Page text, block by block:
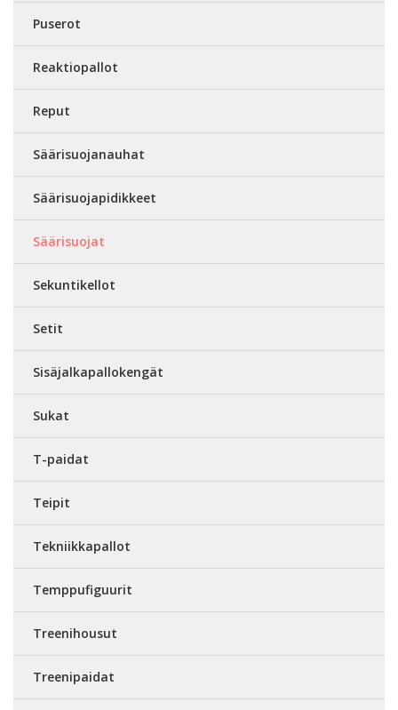
Puserot
Reaktiopallot
Reput
Säärisuojanauhat
Säärisuojapidikkeet
Säärisuojat
Sekuntikellot
Setit
Sisäjalkapallokengät
Sukat
T-paidat
Teipit
Tekniikkapallot
Temppufiguurit
Treenihousut
Treenipaidat